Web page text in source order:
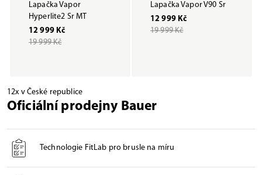
Lapačka Vapor
Hyperlite2 Sr MT
12 999 Kč
19 999 Kč
Lapačka Vapor V90 Sr
12 999 Kč
19 999 Kč
12x v České republice
Oficiální prodejny Bauer
Technologie FitLab pro brusle na míru